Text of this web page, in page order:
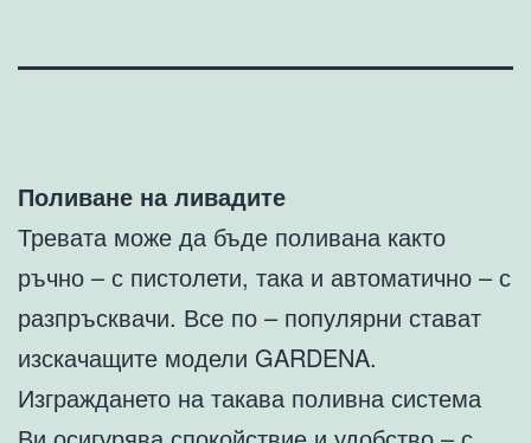
Поливане на ливадите
Тревата може да бъде поливана както
ръчно – с пистолети, така и автоматично – с
разпръсквачи. Все по – популярни стават
изскачащите модели GARDENA.
Изграждането на такава поливна система